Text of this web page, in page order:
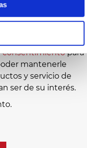
consentimientopara
mantenerle
y servicio de
ser de su interés.